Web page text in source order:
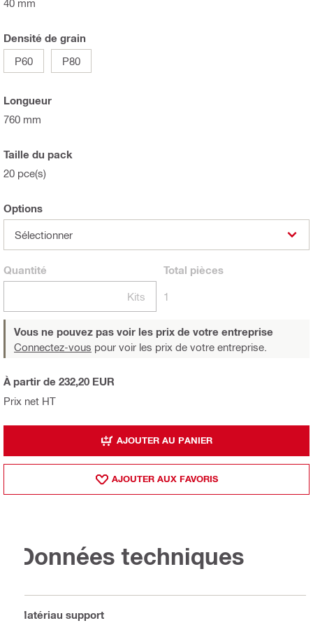
40 mm
Densité de grain
P60
P80
Longueur
760 mm
Taille du pack
20 pce(s)
Options
Sélectionner
Quantité
Kits
Total pièces
1
Vous ne pouvez pas voir les prix de votre entreprise
Connectez-vous pour voir les prix de votre entreprise.
Prix net HT
À partir de 232,20 EUR
AJOUTER AU PANIER
AJOUTER AUX FAVORIS
Données techniques
Matériau support